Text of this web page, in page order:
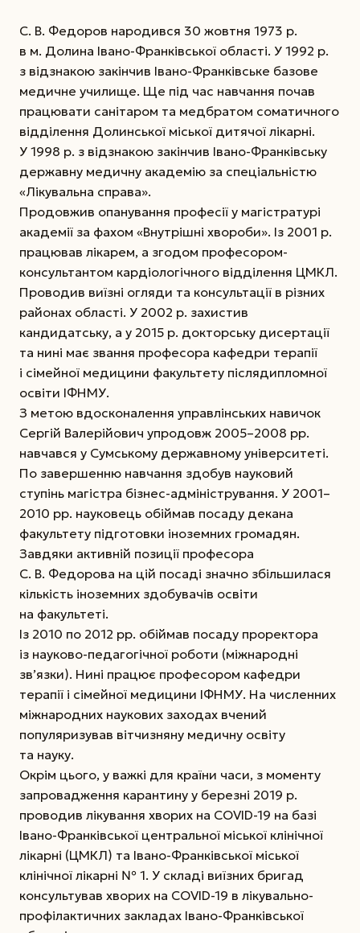
С. В. Федоров народився 30 жовтня 1973 р.
в м. Долина Івано-Франківської області. У 1992 р.
з відзнакою закінчив Івано-Франківське базове
медичне училище. Ще під час навчання почав
працювати санітаром та медбратом соматичного
відділення Долинської міської дитячої лікарні.
У 1998 р. з відзнакою закінчив Івано-Франківську
державну медичну академію за спеціальністю
«Лікувальна справа».
Продовжив опанування професії у магістратурі
академії за фахом «Внутрішні хвороби». Із 2001 р.
працював лікарем, а згодом професором-
консультантом кардіологічного відділення ЦМКЛ.
Проводив виїзні огляди та консультації в різних
районах області. У 2002 р. захистив
кандидатську, а у 2015 р. докторську дисертації
та нині має звання професора кафедри терапії
і сімейної медицини факультету післядипломної
освіти ІФНМУ.
З метою вдосконалення управлінських навичок
Сергій Валерійович упродовж 2005–2008 рр.
навчався у Сумському державному університеті.
По завершенню навчання здобув науковий
ступінь магістра бізнес-адміністрування. У 2001–
2010 рр. науковець обіймав посаду декана
факультету підготовки іноземних громадян.
Завдяки активній позиції професора
С. В. Федорова на цій посаді значно збільшилася
кількість іноземних здобувачів освіти
на факультеті.
Із 2010 по 2012 рр. обіймав посаду проректора
із науково-педагогічної роботи (міжнародні
зв’язки). Нині працює професором кафедри
терапії і сімейної медицини ІФНМУ. На численних
міжнародних наукових заходах вчений
популяризував вітчизняну медичну освіту
та науку.
Окрім цього, у важкі для країни часи, з моменту
запровадження карантину у березні 2019 р.
проводив лікування хворих на COVID-19 на базі
Івано-Франківської центральної міської клінічної
лікарні (ЦМКЛ) та Івано-Франківської міської
клінічної лікарні № 1. У складі виїзних бригад
консультував хворих на COVID-19 в лікувально-
профілактичних закладах Івано-Франківської